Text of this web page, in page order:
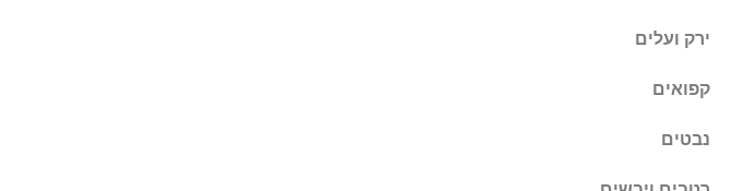
ירק ועלים
קפואים
נבטים